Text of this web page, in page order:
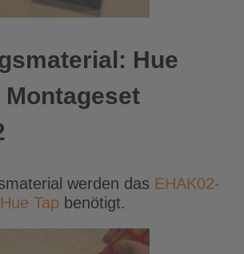
Hue
Montageset
werden das EHAK02-
Hue Tap benötigt.